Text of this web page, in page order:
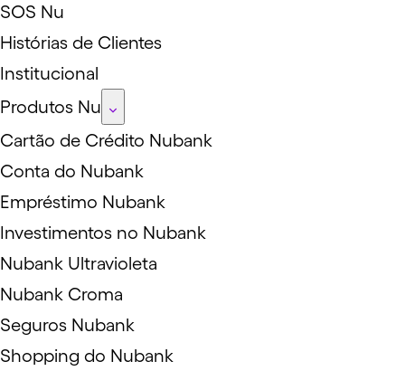
SOS Nu
Histórias de Clientes
Institucional
Produtos Nu
Cartão de Crédito Nubank
Conta do Nubank
Empréstimo Nubank
Investimentos no Nubank
Nubank Ultravioleta
Nubank Croma
Seguros Nubank
Shopping do Nubank